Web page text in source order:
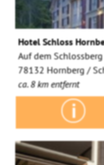
Hotel Schloss
Auf dem
78132 Hornberg /
ca. 8 km entfernt